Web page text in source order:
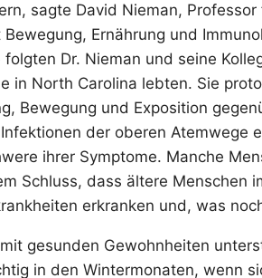
sagte David Nieman,
Ernährung und
Dr. Nieman und seine
in North Carolina lebten. Sie
Bewegung und Exposition
der oberen Atemwege
ihrer Symptome. Manche
Schluss, dass ältere Menschen
erkranken und, was
gesunden Gewohnheiten
in den Wintermonaten, wenn